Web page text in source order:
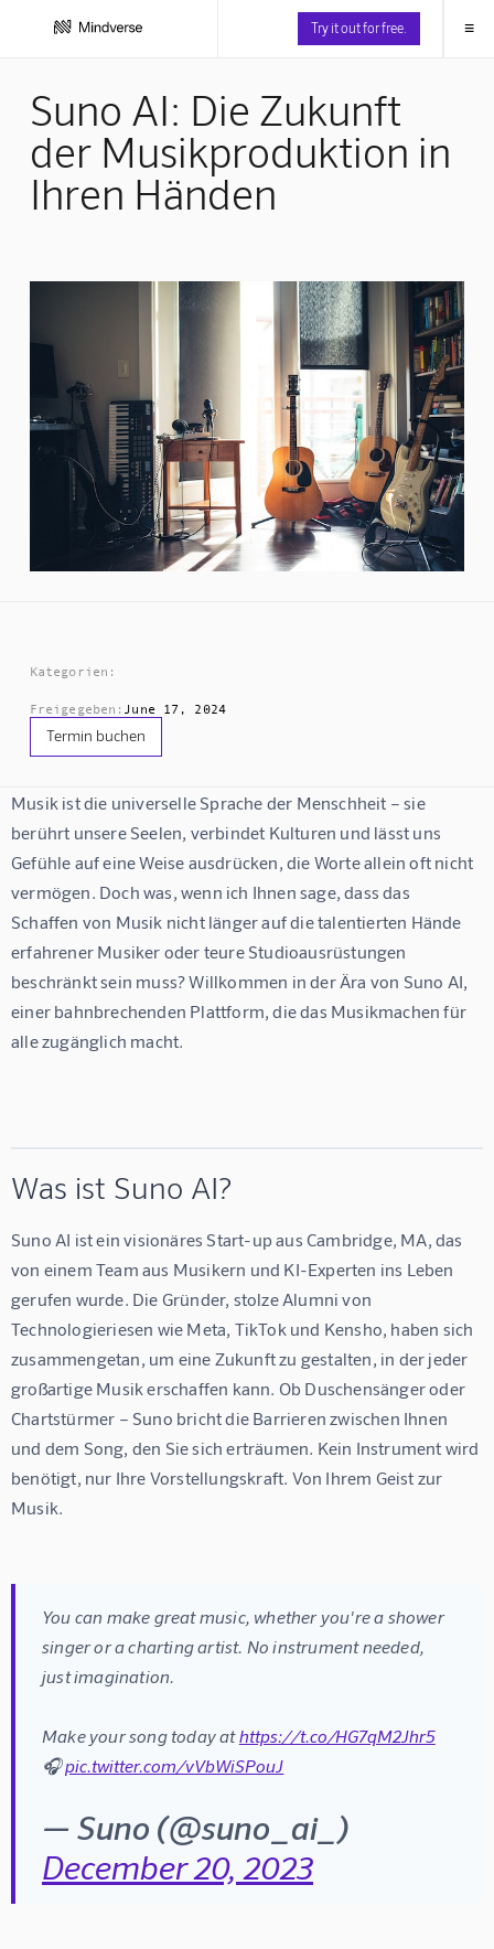
Try it out for free. ≡
Suno AI: Die Zukunft
der Musikproduktion in
Ihren Händen
Kategorien:
Freigegeben: June 17, 2024
Termin buchen
Musik ist die universelle Sprache der Menschheit – sie
berührt unsere Seelen, verbindet Kulturen und lässt uns
Gefühle auf eine Weise ausdrücken, die Worte allein oft nicht
vermögen. Doch was, wenn ich Ihnen sage, dass das
Schaffen von Musik nicht länger auf die talentierten Hände
erfahrener Musiker oder teure Studioausrüstungen
beschränkt sein muss? Willkommen in der Ära von Suno AI,
einer bahnbrechenden Plattform, die das Musikmachen für
alle zugänglich macht.
Was ist Suno AI?
Suno AI ist ein visionäres Start-up aus Cambridge, MA, das
von einem Team aus Musikern und KI-Experten ins Leben
gerufen wurde. Die Gründer, stolze Alumni von
Technologieriesen wie Meta, TikTok und Kensho, haben sich
zusammengetan, um eine Zukunft zu gestalten, in der jeder
großartige Musik erschaffen kann. Ob Duschensänger oder
Chartstürmer – Suno bricht die Barrieren zwischen Ihnen
und dem Song, den Sie sich erträumen. Kein Instrument wird
benötigt, nur Ihre Vorstellungskraft. Von Ihrem Geist zur
Musik.
You can make great music, whether you're a shower
singer or a charting artist. No instrument needed,
just imagination.
Make your song today at https://t.co/HG7qM2Jhr5
🎧 pic.twitter.com/vVbWiSPouJ
— Suno (@suno_ai_)
December 20, 2023